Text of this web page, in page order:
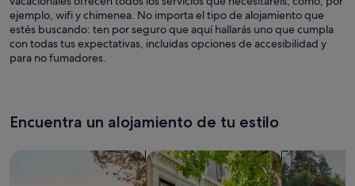
ejemplo, wifi y chimenea. No importa el tipo de alojamiento que
estés buscando: ten por seguro que aquí hallarás uno que cumpla
con todas tus expectativas, incluidas opciones de accesibilidad y
para no fumadores.
Encuentra un alojamiento de tu estilo
Busca apartamentos Buscar